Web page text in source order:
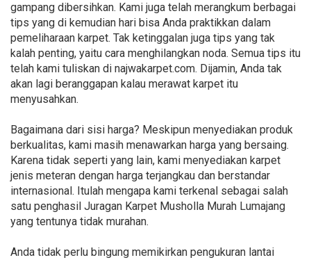
gampang dibersihkan. Kami juga telah merangkum berbagai
tips yang di kemudian hari bisa Anda praktikkan dalam
pemeliharaan karpet. Tak ketinggalan juga tips yang tak
kalah penting, yaitu cara menghilangkan noda. Semua tips itu
telah kami tuliskan di najwakarpet.com. Dijamin, Anda tak
akan lagi beranggapan kalau merawat karpet itu
menyusahkan.
Bagaimana dari sisi harga? Meskipun menyediakan produk
berkualitas, kami masih menawarkan harga yang bersaing.
Karena tidak seperti yang lain, kami menyediakan karpet
jenis meteran dengan harga terjangkau dan berstandar
internasional. Itulah mengapa kami terkenal sebagai salah
satu penghasil Juragan Karpet Musholla Murah Lumajang
yang tentunya tidak murahan.
Anda tidak perlu bingung memikirkan pengukuran lantai